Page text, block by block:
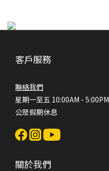
客戶服務
聯絡我們
星期一至五 10:00AM - 5:00PM
公眾假期休息
關於我們